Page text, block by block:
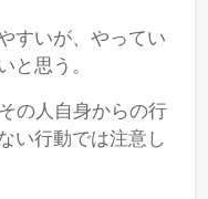
すいが、やってい
と思う。
の人自身からの行
い行動では注意し